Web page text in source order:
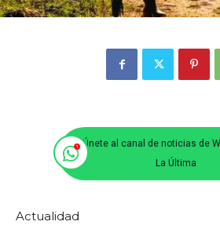
Únete al canal de noticias de
La Última
Actualidad